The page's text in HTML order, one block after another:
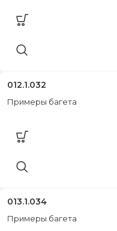
012.1.032
Примеры багета
013.1.034
Примеры багета